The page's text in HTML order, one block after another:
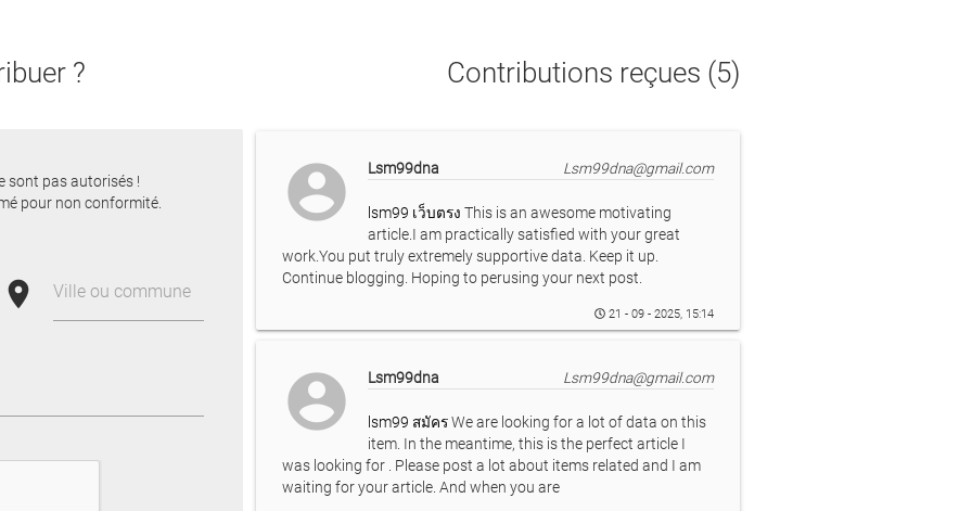
?
sont pas autorisés !
pour non conformité.
place Ville ou commune
Contributions reçues (5)
account_circle Lsm99dna Lsm99dna@gmail.com
lsm99 เว็บตรง This is an awesome motivating
article.I am practically satisfied with your great
work.You put truly extremely supportive data. Keep it up.
Continue blogging. Hoping to perusing your next post.
21 - 09 - 2025, 15:14
account_circle Lsm99dna Lsm99dna@gmail.com
lsm99 สมัครWe are looking for a lot of data on this
item. In the meantime, this is the perfect article I
was looking for . Please post a lot about items related and I am
waiting for your article. And when you are